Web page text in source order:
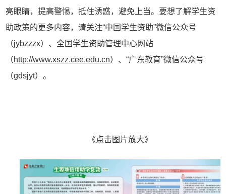
亮眼睛，提高警惕，抵住诱惑，避免上当。要想了解学生资
助政策的更多内容，请关注“中国学生资助”微信公众号
（jybzzzx）、全国学生资助管理中心网站
（http://www.xszz.cee.edu.cn）、“广东教育”微信公众号
（gdsjyt）。
《点击图片放大》